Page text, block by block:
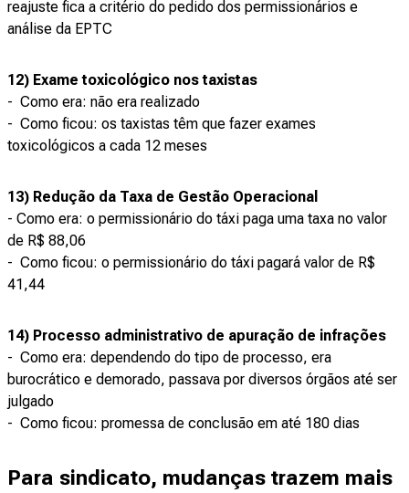
reajuste fica a critério do pedido dos permissionários e
análise da EPTC
12) Exame toxicológico nos taxistas
- Como era: não era realizado
- Como ficou: os taxistas têm que fazer exames
toxicológicos a cada 12 meses
13) Redução da Taxa de Gestão Operacional
- Como era: o permissionário do táxi paga uma taxa no valor
de R$ 88,06
- Como ficou: o permissionário do táxi pagará valor de R$
41,44
14) Processo administrativo de apuração de infrações
- Como era: dependendo do tipo de processo, era
burocrático e demorado, passava por diversos órgãos até ser
julgado
- Como ficou: promessa de conclusão em até 180 dias
Para sindicato, mudanças trazem mais